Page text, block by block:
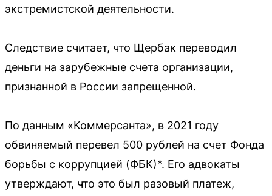
экстремистской деятельности.
Следствие считает, что Щербак переводил
деньги на зарубежные счета организации,
признанной в России запрещенной.
По данным «Коммерсанта», в 2021 году
обвиняемый перевел 500 рублей на счет Фонда
борьбы с коррупцией (ФБК)*. Его адвокаты
утверждают, что это был разовый платеж,